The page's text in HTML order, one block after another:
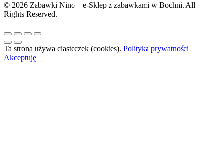
© 2026 Zabawki Nino – e-Sklep z zabawkami w Bochni. All
Rights Reserved.
Ta strona używa ciasteczek (cookies). Polityka prywatności
Akceptuję